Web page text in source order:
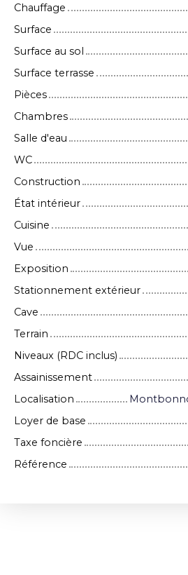
Chauffage
Surface
Surface au sol
Surface terrasse
Pièces
Chambres
Salle d'eau
WC
Construction
État intérieur
Cuisine
Vue
Exposition
Stationnement extérieur
Cave
Terrain
Niveaux (RDC inclus)
Assainissement
Localisation
Loyer de base
Taxe foncière
Référence